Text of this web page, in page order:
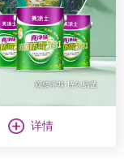
详情